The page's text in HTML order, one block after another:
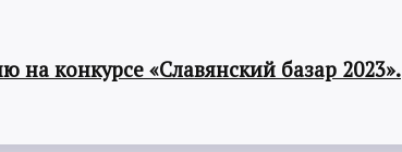
конкурсе «Славянский базар 2023».